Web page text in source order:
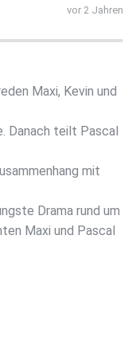
vor 2 Jahren
Maxi, Kevin und
Danach teilt Pascal
mit
Drama rund um
Maxi und Pascal